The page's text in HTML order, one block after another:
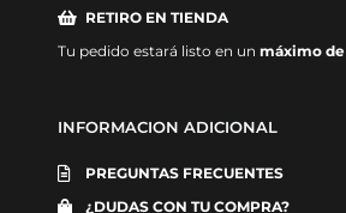
RETIRO EN TIENDA
Tu pedido estará listo en un máximo
INFORMACION ADICIONAL
PREGUNTAS FRECUENTES
¿DUDAS CON TU COMPRA?